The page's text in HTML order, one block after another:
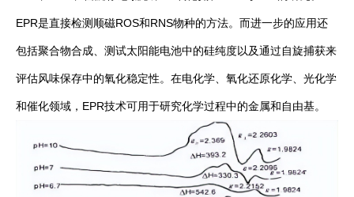
EPR是直接检测顺磁ROS和RNS物种的方法。而进一步的应用还
包括聚合物合成、测试太阳能电池中的硅纯度以及通过自旋捕获来
评估风味保存中的氧化稳定性。在电化学、氧化还原化学、光化学
和催化领域，EPR技术可用于研究化学过程中的金属和自由基。